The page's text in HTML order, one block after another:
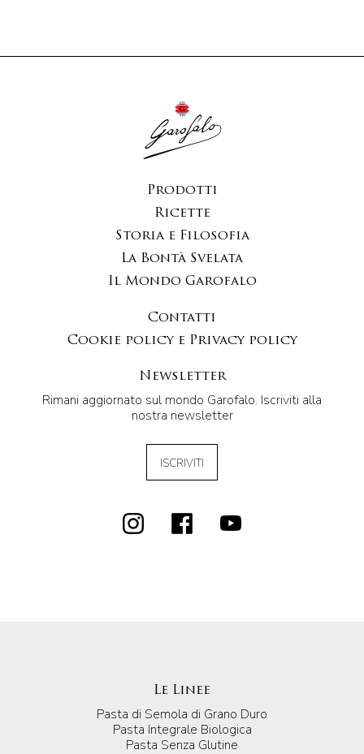
Prodotti
Ricette
Storia e Filosofia
La Bontà Svelata
Il Mondo Garofalo
Contatti
Cookie policy e Privacy policy
Newsletter
Rimani aggiornato sul mondo Garofalo. Iscriviti alla
nostra newsletter
ISCRIVITI
Le Linee
Pasta di Semola di Grano Duro
Pasta Integrale Biologica
Pasta Senza Glutine